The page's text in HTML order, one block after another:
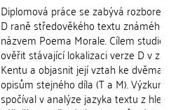
Diplomová práce se zabývá
D raně středověkého textu známého
názvem Poema Morale. Cílem studie
ověřit stávající lokalizaci verze D v
Kentu a objasnit její vztah ke dvěma
opisům stejného díla (T a M). Výzkum
spočíval v analýze jazyka textu z